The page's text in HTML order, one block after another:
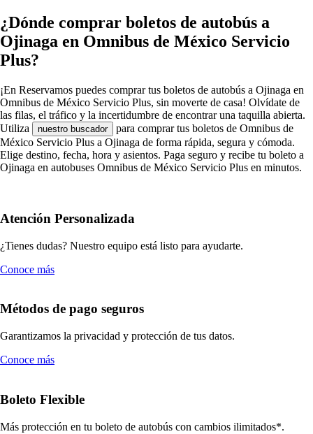
¿Dónde comprar boletos de autobús a
Ojinaga en Omnibus de México Servicio
Plus?
¡En Reservamos puedes comprar tus boletos de autobús a Ojinaga en
Omnibus de México Servicio Plus, sin moverte de casa! Olvídate de
las filas, el tráfico y la incertidumbre de encontrar una taquilla abierta.
Utiliza
nuestro buscador
para comprar tus boletos de Omnibus de
México Servicio Plus a Ojinaga de forma rápida, segura y cómoda.
Elige destino, fecha, hora y asientos. Paga seguro y recibe tu boleto a
Ojinaga en autobuses Omnibus de México Servicio Plus en minutos.
Atención Personalizada
¿Tienes dudas? Nuestro equipo está listo para ayudarte.
Conoce más
Métodos de pago seguros
Garantizamos la privacidad y protección de tus datos.
Conoce más
Boleto Flexible
Más protección en tu boleto de autobús con cambios ilimitados*.